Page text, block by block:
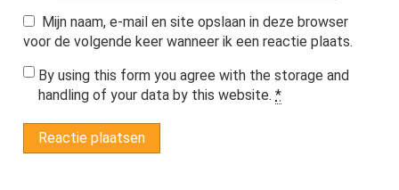
Mijn naam, e-mail en site opslaan in deze browser
voor de volgende keer wanneer ik een reactie plaats.
By using this form you agree with the storage and
handling of your data by this website.*